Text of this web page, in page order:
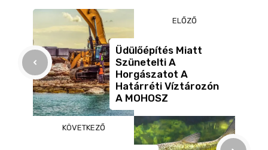
b
o
o
k
n
g
er
ELŐZŐ
Üdülőépítés Miatt
Szünetelti A
Horgászatot A
Határréti Víztározón
A MOHOSZ
KÖVETKEZŐ